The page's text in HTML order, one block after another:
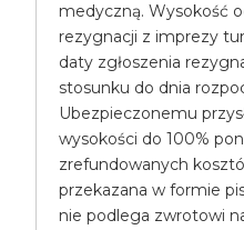
medyczną. Wysokość
rezygnacji z imprezy
daty zgłoszenia
stosunku do dnia
Ubezpieczonemu
wysokości do 100%
zrefundowanych
przekazana w formie
nie podlega zwrotowi